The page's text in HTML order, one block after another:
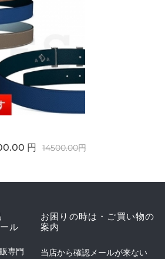
円 14500.00円
ル
専門
お困りの時は・ご買い物の
案内
当店から確認メールが来ない